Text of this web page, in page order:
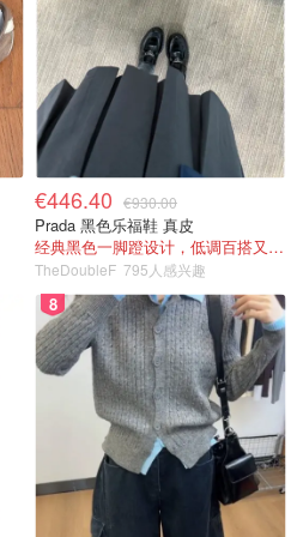
€446.40 €930.00
Prada 黑色乐福鞋 真皮
经典黑色一脚蹬设计，低调百搭又高级
TheDoubleF 795人感兴趣
8